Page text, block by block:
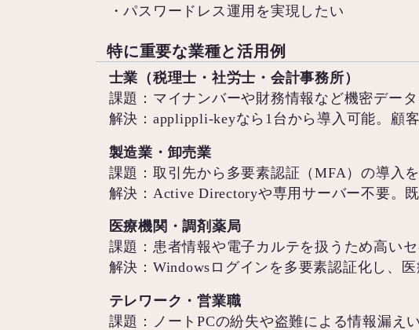
・パスワードレス運用を実現したい
特に重要な業種と活用例
士業（税理士・社労士・会計事務所）
課題：マイナンバーや財務情報など機密デー
解決：applippli-keyなら1台から導入可能。顧
製造業・卸売業
課題：取引先から多要素認証（MFA）の導入
解決：Active Directoryや専用サーバー不要。
医療機関・調剤薬局
課題：患者情報や電子カルテを扱うため高いセ
解決：Windowsログインを多要素認証化し、
テレワーク・営業職
課題：ノートPCの紛失や盗難による情報漏えい